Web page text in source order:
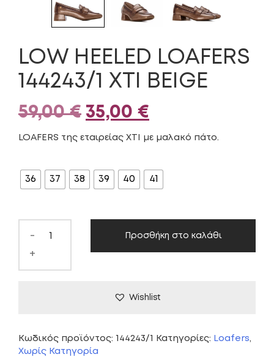
LOW HEELED LOAFERS
144243/1 XTI BEIGE
59,00€ Original
price
59,00 €.
35,00 €
τρέχουσα
είναι:
LOAFERS της εταιρείας XTI με μαλακό πάτο.
36 37 38 39 40 41
-
+
Προσθήκη στο καλάθι
Wishlist
Κωδικός προϊόντος: 144243/1 Κατηγορίες: Loafers,
Χωρίς Κατηγορία